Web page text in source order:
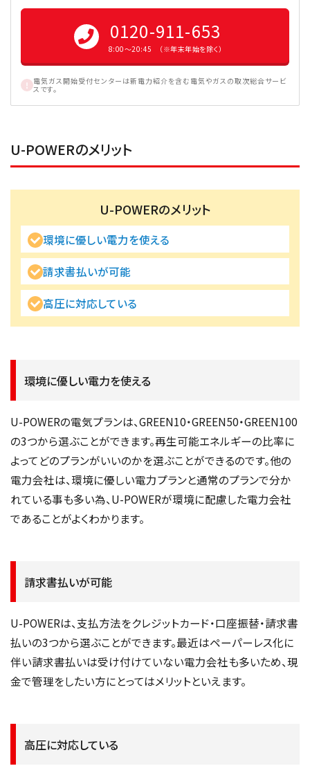
0120-911-653
8:00〜20:45 （※年末年始を除く）
電気ガス開始受付センターは新電力紹介を含む電気やガスの取次総合サービ
スです。
U-POWERのメリット
U-POWERのメリット
環境に優しい電力を使える
請求書払いが可能
高圧に対応している
環境に優しい電力を使える
U-POWERの電気プランは、GREEN10・GREEN50・GREEN100
の3つから選ぶことができます。再生可能エネルギーの比率に
よってどのプランがいいのかを選ぶことができるのです。他の
電力会社は、環境に優しい電力プランと通常のプランで分か
れている事も多い為、U-POWERが環境に配慮した電力会社
であることがよくわかります。
請求書払いが可能
U-POWERは、支払方法をクレジットカード・口座振替・請求書
払いの3つから選ぶことができます。最近はペーパーレス化に
伴い請求書払いは受け付けていない電力会社も多いため、現
金で管理をしたい方にとってはメリットといえます。
高圧に対応している